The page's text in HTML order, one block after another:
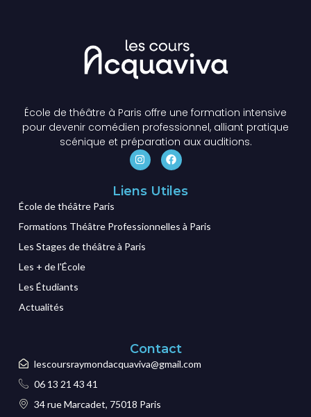
École de théâtre à Paris offre une formation intensive
pour devenir comédien professionnel, alliant pratique
scénique et préparation aux auditions.
Liens Utiles
École de théâtre Paris
Formations Théâtre Professionnelles à Paris
Les Stages de théâtre à Paris
Les + de l'École
Les Étudiants
Actualités
Contact
lescoursraymondacquaviva@gmail.com
06 13 21 43 41
34 rue Marcadet, 75018 Paris